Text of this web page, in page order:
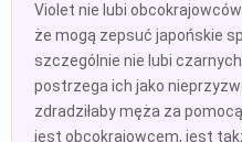
Violet nie lubi
że mogą zepsuć japońskie
szczególnie nie lubi
postrzega ich jako
zdradziłaby męża za
jest obcokrajowcem, jest